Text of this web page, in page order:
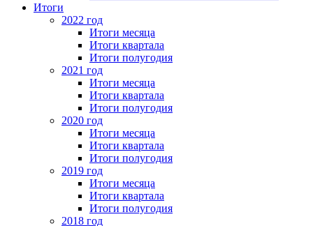
Итоги
2022 год
Итоги месяца
Итоги квартала
Итоги полугодия
2021 год
Итоги месяца
Итоги квартала
Итоги полугодия
2020 год
Итоги месяца
Итоги квартала
Итоги полугодия
2019 год
Итоги месяца
Итоги квартала
Итоги полугодия
2018 год